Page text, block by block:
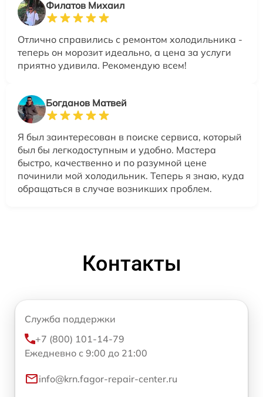
Филатов Михаил
Отлично справились с ремонтом холодильника -
теперь он морозит идеально, а цена за услуги
приятно удивила. Рекомендую всем!
Богданов Матвей
Я был заинтересован в поиске сервиса, который
был бы легкодоступным и удобно. Мастера
быстро, качественно и по разумной цене
починили мой холодильник. Теперь я знаю, куда
обращаться в случае возникших проблем.
Контакты
Служба поддержки
+7 (800) 101-14-79
Ежедневно с 9:00 до 21:00
info@krn.fagor-repair-center.ru